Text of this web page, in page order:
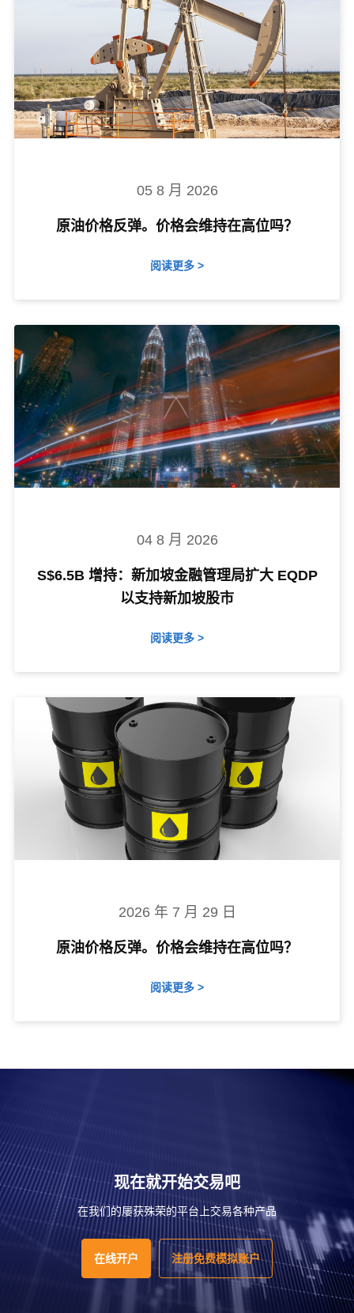
05 8 月 2026
原油价格反弹。价格会维持在高位吗？
阅读更多 >
04 8 月 2026
S$6.5B 增持：新加坡金融管理局扩大 EQDP
以支持新加坡股市
阅读更多 >
2026 年 7 月 29 日
原油价格反弹。价格会维持在高位吗？
阅读更多 >
现在就开始交易吧
在我们的屡获殊荣的平台上交易各种产品
在线开户 注册免费模拟账户